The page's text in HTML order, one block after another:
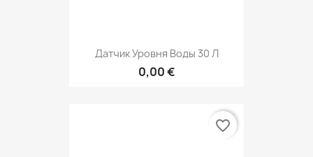
Датчик Уровня Воды 30 Л
0,00 €
favorite_border